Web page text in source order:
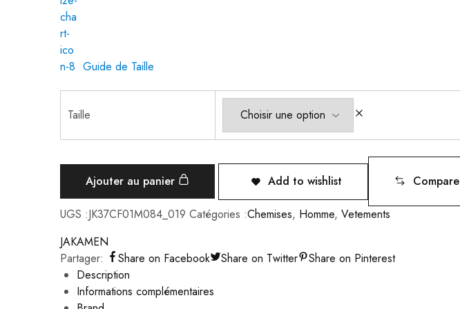
Guide de Taille
Taille
Ajouter au panier Add to wishlist Compare
UGS :JK37CF01M084_019 Catégories :Chemises, Homme, Vetements
JAKAMEN
Partager:
Share on Facebook Share on Twitter
Share on Pinterest
Description
Informations complémentaires